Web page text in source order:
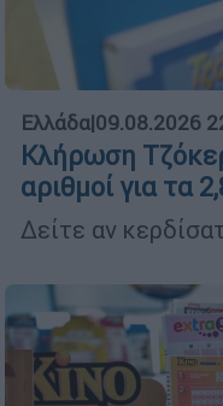
Ελλάδα|09.08.2026
Κλήρωση
αριθμοί για τα
Δείτε αν